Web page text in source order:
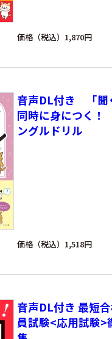
価格（税込）1,870円
音声DL付き 「聞
同時に身につく
ングルドリル
価格（税込）1,518円
音声DL付き 最短
員試験<応用試験>